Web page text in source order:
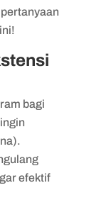
bagi
efektif